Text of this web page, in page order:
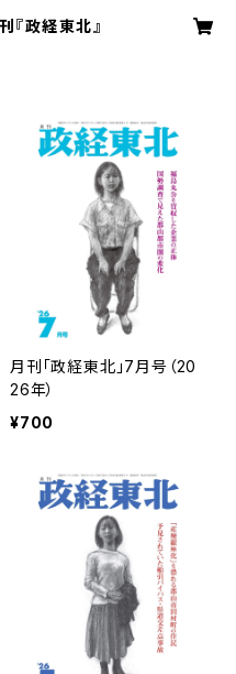
政経東北』
月刊「政経東北」7月号（20
26年）
¥700